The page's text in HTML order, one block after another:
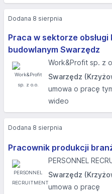
Praca w sektorze
budowlanym Swarzędz
Work&Profit sp. z
Swarzędz
umowa o pracę
wideo
Dodana 8 sierpnia
Pracownik produkcji
PERSONNEL
Swarzędz
umowa o pracę
Dodana 8 sierpnia